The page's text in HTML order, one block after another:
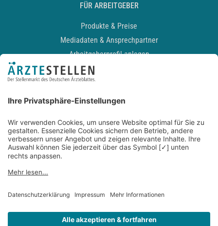
FÜR ARBEITGEBER
Produkte & Preise
Mediadaten & Ansprechpartner
Arbeitgeberprofil anlegen
Recruiting-Podcast
Kontakt
Datenschutz
Newsletter